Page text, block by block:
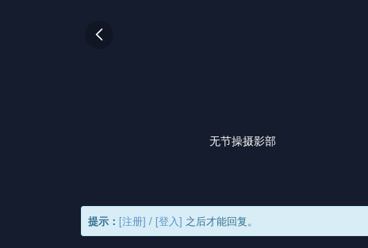
无节操摄影部

提示： [注册] / [登入] 之后才能回复。